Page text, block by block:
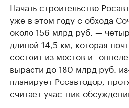
Начать строительство
уже в этом году с обхода
около 156 млрд руб. —
длиной 14,5 км, которая
состоит из мостов и
вырасти до 180 млрд руб.
планирует Росавтодор,
считает участник